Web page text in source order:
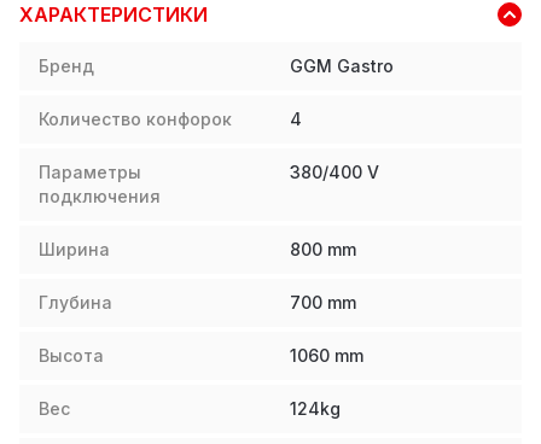
ХАРАКТЕРИСТИКИ
Бренд GGM Gastro
Количество конфорок 4
Параметры
подключения
380/400 V
Ширина 800 mm
Глубина 700 mm
Высота 1060 mm
Вес 124kg